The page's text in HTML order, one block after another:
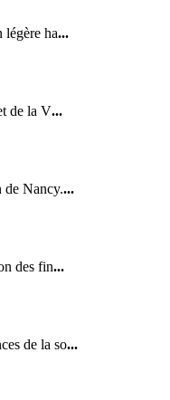
légère ha...
de la V...
de Nancy....
des fin...
de la so...